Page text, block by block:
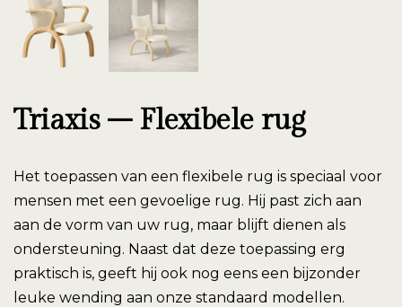
Triaxis – Flexibele rug
Het toepassen van een flexibele rug is speciaal voor
mensen met een gevoelige rug. Hij past zich aan
aan de vorm van uw rug, maar blijft dienen als
ondersteuning. Naast dat deze toepassing erg
praktisch is, geeft hij ook nog eens een bijzonder
leuke wending aan onze standaard modellen.